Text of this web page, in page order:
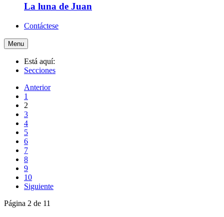
La luna de Juan
Contáctese
Menu
Está aquí:
Secciones
Anterior
1
2
3
4
5
6
7
8
9
10
Siguiente
Página 2 de 11